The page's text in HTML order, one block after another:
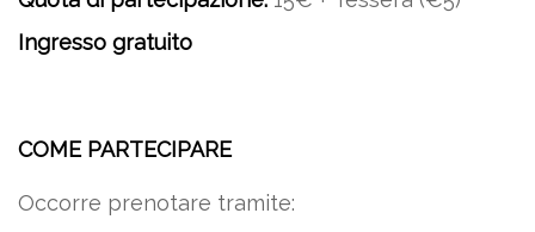
Ingresso gratuito
COME PARTECIPARE
Occorre prenotare tramite: